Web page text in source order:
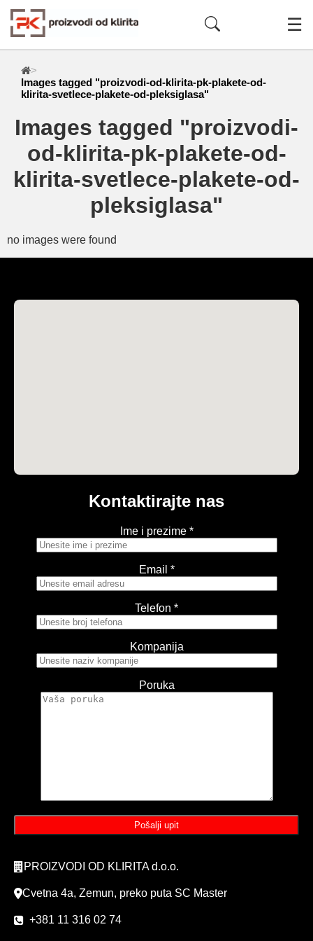
☰
>
Images tagged "proizvodi-od-klirita-pk-plakete-od-
klirita-svetlece-plakete-od-pleksiglasa"
Images tagged "proizvodi-
od-klirita-pk-plakete-od-
klirita-svetlece-plakete-od-
pleksiglasa"
no images were found
Kontaktirajte nas
Ime i prezime *
Email *
Telefon *
Kompanija
Poruka
PROIZVODI OD KLIRITA d.o.o.
Cvetna 4a, Zemun, preko puta SC Master
+381 11 316 02 74